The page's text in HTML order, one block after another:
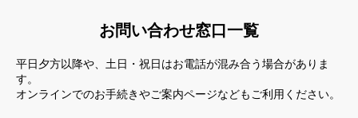
お問い合わせ窓口一覧
平日夕方以降や、土日・祝日はお電話が混み合う場合がありま
す。
オンラインでのお手続きやご案内ページなどもご利用ください。